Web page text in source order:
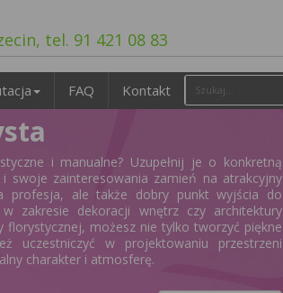
tel. 91 421 08 83
FAQ Kontakt
i manualne? Uzupełnij je o konkretną
swoje zainteresowania zamień na atrakcyjny
profesja, ale także dobry punkt wyjścia do
zakresie dekoracji wnętrz czy architektury
florystycznej, możesz nie tylko tworzyć piękne
uczestniczyć w projektowaniu przestrzeni
charakter i atmosferę.